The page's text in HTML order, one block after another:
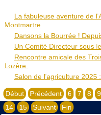
La fabuleuse aventure de
Montmartre
Dansons la Bourrée !
Un Comité Directeur sous
Rencontre amicale des
Lozère.
Salon de l’agriculture 2025
Début Précédent 6 7 8 9
14
15 Suivant Fin